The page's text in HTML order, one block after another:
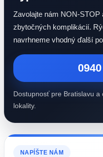
Zavolajte nám NON-STOP
zbytočných komplikácií.
navrhneme vhodný ďalší
Dostupnosť pre Bratislavu
lokality.
NAPÍŠTE NÁM